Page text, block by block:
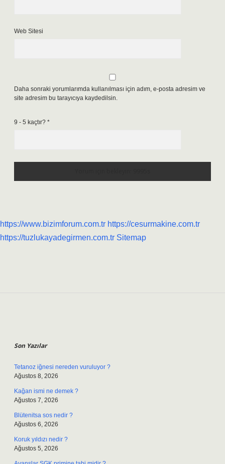
Web Sitesi
Daha sonraki yorumlarımda kullanılması için adım, e-posta adresim ve
site adresim bu tarayıcıya kaydedilsin.
9 - 5 kaçtır? *
https://www.bizimforum.com.tr https://cesurmakine.com.tr
https://tuzlukayadegirmen.com.tr Sitemap
Son Yazılar
Tetanoz iğnesi nereden vuruluyor ?
Ağustos 8, 2026
Kağan ismi ne demek ?
Ağustos 7, 2026
Blütenitsa sos nedir ?
Ağustos 6, 2026
Koruk yıldızı nedir ?
Ağustos 5, 2026